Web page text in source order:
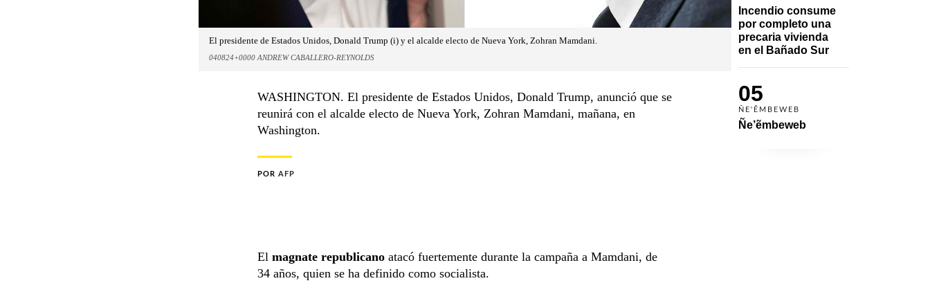
Incendio consume
por completo una
precaria vivienda
en el Bañado Sur
05
ÑE'ẼMBEWEB
Ñe’ẽmbeweb
El presidente de Estados Unidos, Donald Trump (i) y el alcalde electo de Nueva York, Zohran Mamdani.
040824+0000 ANDREW CABALLERO-REYNOLDS
WASHINGTON. El presidente de Estados Unidos, Donald Trump, anunció que se
reunirá con el alcalde electo de Nueva York, Zohran Mamdani, mañana, en
Washington.
POR AFP
El magnate republicano atacó fuertemente durante la campaña a Mamdani, de
34 años, quien se ha definido como socialista.